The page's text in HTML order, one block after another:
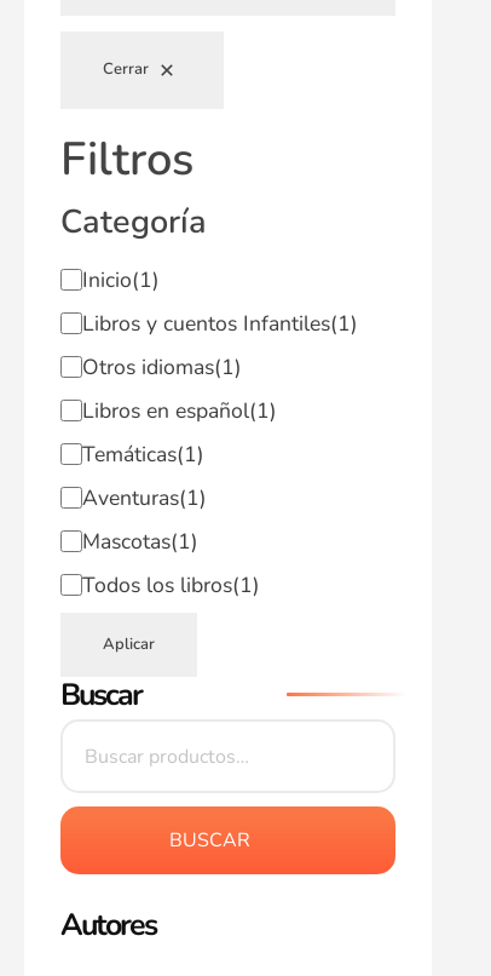
Cerrar
Filtros
Categoría
Inicio(1)
Libros y cuentos Infantiles(1)
Otros idiomas(1)
Libros en español(1)
Temáticas(1)
Aventuras(1)
Mascotas(1)
Todos los libros(1)
Aplicar
Buscar
BUSCAR
Autores